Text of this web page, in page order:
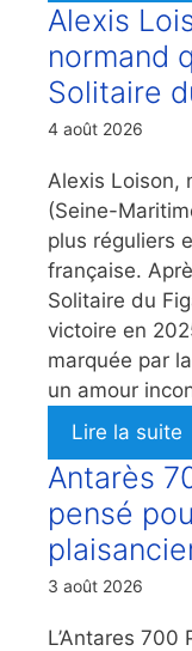
Alexis
normand
Solitaire
4 août 2026
Alexis Loison,
(Seine-
plus réguliers
française.
Solitaire du
victoire en
marquée par
un amour
Lire la suite
Antarès
pensé
3 août 2026
L’Antares 700